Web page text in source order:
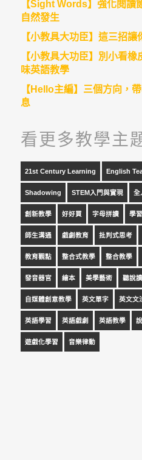
【Sight Words】強化閱讀
自然發生
【小教具大功臣】這三招
【小教具大功臣】別小看
味英語教學
【Hello主編】三個方向，
息
看更多教學主
21st Century Learning English
Shadowing STEM入門與實現 全
創新教學 好好買 字母拼讀 學
師生溝通 戲劇教育 批判式思考
教育觀點 整合式教學 整合教學
發音器官 繪本 美學藝術 聽說
自媒體創意教學 英文單字 英文文
英語學習 英語戲劇 英語教學
遊戲化學習 音樂律動